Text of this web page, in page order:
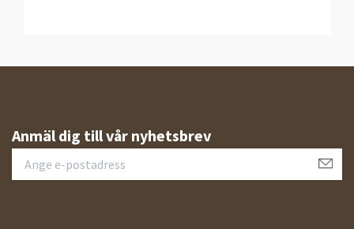
Anmäl dig till vår nyhetsbrev